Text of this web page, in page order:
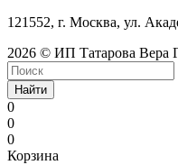
121552, г. Москва, ул.
2026 © ИП Татарова Вера
Найти
0
0
0
Корзина